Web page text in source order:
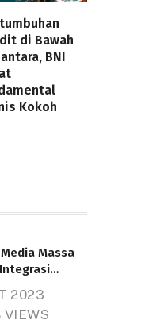
di Bawah
BNI
Kokoh
Massa
2023
VIEWS